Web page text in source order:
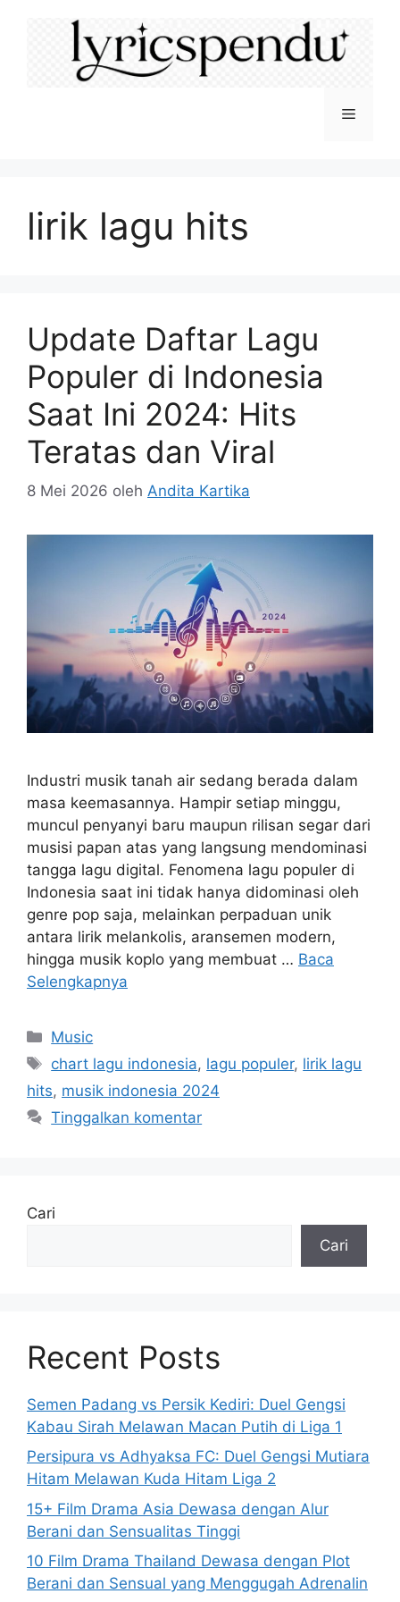
Menu
lirik lagu hits
Update Daftar Lagu
Populer di Indonesia
Saat Ini 2024: Hits
Teratas dan Viral
8 Mei 2026 oleh Andita Kartika
Industri musik tanah air sedang berada dalam
masa keemasannya. Hampir setiap minggu,
muncul penyanyi baru maupun rilisan segar dari
musisi papan atas yang langsung mendominasi
tangga lagu digital. Fenomena lagu populer di
Indonesia saat ini tidak hanya didominasi oleh
genre pop saja, melainkan perpaduan unik
antara lirik melankolis, aransemen modern,
hingga musik koplo yang membuat … Baca
Selengkapnya
Kategori
Music
Tag
chart lagu indonesia, lagu populer, lirik lagu
hits, musik indonesia 2024
Tinggalkan komentar
Cari
Cari
Recent Posts
Semen Padang vs Persik Kediri: Duel Gengsi
Kabau Sirah Melawan Macan Putih di Liga 1
Persipura vs Adhyaksa FC: Duel Gengsi Mutiara
Hitam Melawan Kuda Hitam Liga 2
15+ Film Drama Asia Dewasa dengan Alur
Berani dan Sensualitas Tinggi
10 Film Drama Thailand Dewasa dengan Plot
Berani dan Sensual yang Menggugah Adrenalin